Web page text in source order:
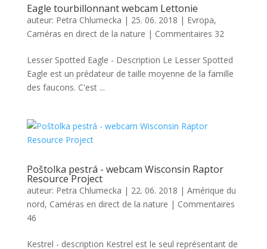
Eagle tourbillonnant webcam Lettonie
auteur: Petra Chlumecka | 25. 06. 2018 | Evropa,
Caméras en direct de la nature | Commentaires 32
Lesser Spotted Eagle - Description Le Lesser Spotted
Eagle est un prédateur de taille moyenne de la famille
des faucons. C'est ...
Poštolka pestrá - webcam Wisconsin Raptor
Resource Project
auteur: Petra Chlumecka | 22. 06. 2018 | Amérique du
nord, Caméras en direct de la nature | Commentaires
46
Kestrel - description Kestrel est le seul représentant de